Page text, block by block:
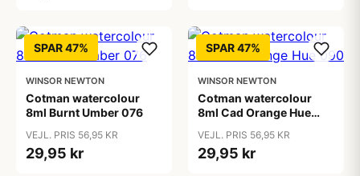
SPAR 47%
WINSOR NEWTON
Cotman watercolour
8ml Burnt Umber 076
VEJL. PRIS 56,95 KR
29,95 kr
SPAR 47%
WINSOR NEWTON
Cotman watercolour
8ml Cad Orange Hue
VEJL. PRIS 56,95 KR
29,95 kr